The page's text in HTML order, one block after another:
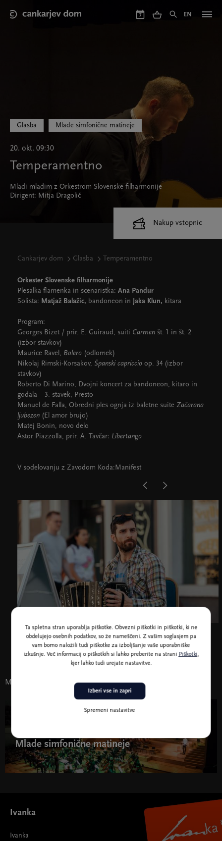
main
7 EN
Glasba Mlade simfonične matineje
20. okt. 09:30
Temperamentno
Mladi mladim z Orkestrom Slovenske filharmonije
Dirigent: Mitja Dragolič
Cankarjev dom Glasba Temperamentno
Orkester Slovenske filharmonije
Plesalka flamenka in scenaristka: Ana Pandur
Solista: Matjaž Balažic, bandoneon in Jaka Klun, kitara
Program:
Georges Bizet / prir. E. Guiraud, suiti Carmen št. 1 in št. 2
(izbor stavkov)
Maurice Ravel, Bolero (odlomek)
Nikolaj Rimski-Korsakov, Španski capriccio op. 34 (izbor
stavkov)
Roberto Di Marino, Dvojni koncert za bandoneon, kitaro in
godala – 3. stavek, Presto
Manuel de Falla, Obredni ples ognja iz baletne suite Začarana
ljubezen (El amor brujo)
Matej Bonin, novo delo
Astor Piazzolla, prir. A. Tavčar: Libertango
V sodelovanju z Zavodom Koda:Manifest
Nakup vstopnic
Matjaž Balažic
Morda vas zanima tudi
Mlade simfonične matineje
Ivanka
Ivanka
Ta spletna stran uporablja piškotke. Obvezni piškotki in piškotki, ki ne
obdelujejo osebnih podatkov, so že nameščeni. Z vašim soglasjem pa
vam bomo naložili tudi piškotke za izboljšanje vaše uporabniške
izkušnje. Več informacij o piškotkih si lahko preberite na strani Piškotki,
kjer lahko tudi urejate nastavitve.
Spremeni nastavitve
Izberi vse in zapri